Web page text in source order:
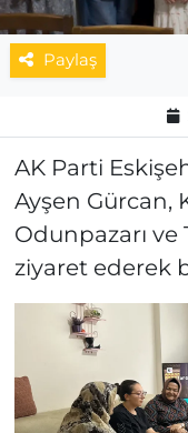
Paylaş
AK Parti
Ayşen Gürcan,
Odunpazarı ve
ziyaret ederek